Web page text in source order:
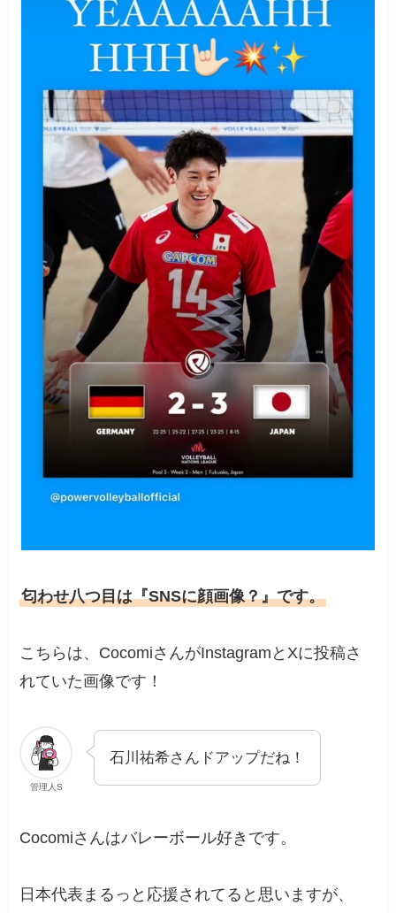
匂わせ八つ目は『SNSに顔画像？』です。
こちらは、CocomiさんがInstagramとXに投稿さ
れていた画像です！
管理人S
石川祐希さんドアップだね！
Cocomiさんはバレーボール好きです。
日本代表まるっと応援されてると思いますが、